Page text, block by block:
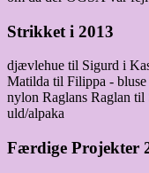
Strikket i 2013
djævlehue til Sigurd i
Matilda til Filippa - bluse
nylon Raglans Raglan
uld/alpaka
Færdige Projekter